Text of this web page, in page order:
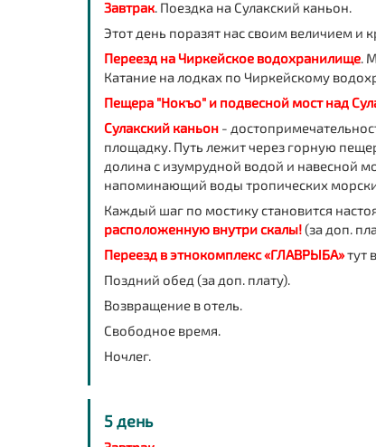
Завтрак. Поездка на Сулакский каньон.
Этот день поразят нас своим величием и
Переезд на Чиркейское водохранилище.
Катание на лодках по Чиркейскому
Пещера "Нокъо" и подвесной мост над
Сулакский каньон -
площадку. Путь лежит через горную
долина с изумрудной водой и навесной
напоминающий воды тропических
Каждый шаг по мостику становится
расположенную внутри скалы!(за доп.
Переезд в этнокомплекс «ГЛАВРЫБА»тут
Поздний обед (за доп. плату).
Возвращение в отель.
Свободное время.
Ночлег.
5 день